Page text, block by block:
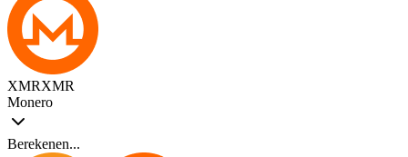
XMRXMR
Monero
Berekenen...